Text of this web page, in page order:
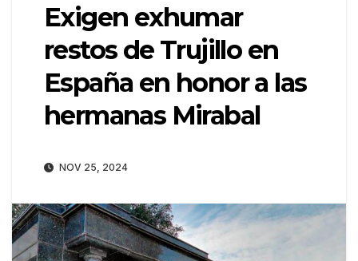
Exigen exhumar
restos de Trujillo en
España en honor a las
hermanas Mirabal
NOV 25, 2024